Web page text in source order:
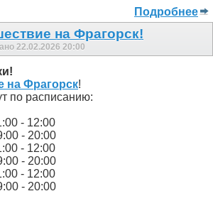
Подробнее
на Фрагорск!
22.02.2026 20:00
на Фрагорск!
по расписанию:
- 12:00
- 20:00
- 12:00
- 20:00
- 12:00
- 20:00